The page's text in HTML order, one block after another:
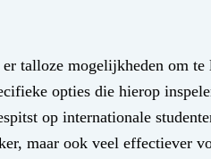
talloze mogelijkheden om
opties die hierop
op internationale
maar ook veel effectiever